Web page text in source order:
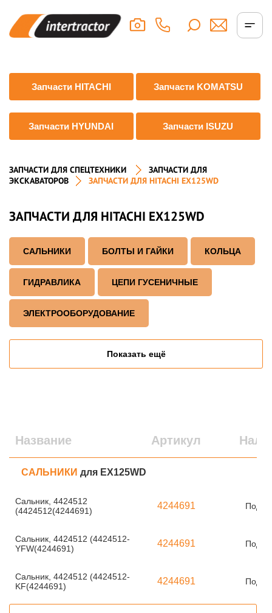
Запчасти HITACHI Запчасти KOMATSU
Запчасти HYUNDAI Запчасти ISUZU
ЗАПЧАСТИ ДЛЯ СПЕЦТЕХНИКИ
ЗАПЧАСТИ ДЛЯ
ЭКСКАВАТОРОВ
ЗАПЧАСТИ ДЛЯ HITACHI EX125WD
ЗАПЧАСТИ ДЛЯ HITACHI EX125WD
САЛЬНИКИ БОЛТЫ И ГАЙКИ КОЛЬЦА
ГИДРАВЛИКА ЦЕПИ ГУСЕНИЧНЫЕ
ЭЛЕКТРООБОРУДОВАНИЕ
Показать ещё
Название Артикул
САЛЬНИКИ для EX125WD
Сальник, 4424512
(4424512(4244691)
4244691 Под
Сальник, 4424512 (4424512-
YFW(4244691)
4244691 Под
Сальник, 4424512 (4424512-
KF(4244691)
4244691 Под